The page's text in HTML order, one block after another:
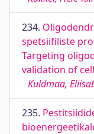
234.
spetsiifiliste
Targeting
validation of
Kuldmaa,
235.